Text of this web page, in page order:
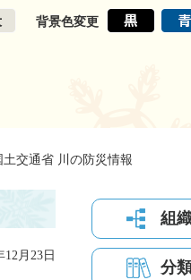
背景色変更
土交通省 川の防災情報
12月23日
組
分